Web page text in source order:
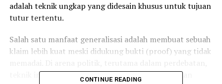
adalah teknik ungkap yang didesain khusus untuk tujuan
tutur tertentu.
Salah satu manfaat generalisasi adalah membuat sebuah
klaim lebih kuat meski didukung bukti (proof) yang tidak
teknik ini berguna memanipulasi pikiran lawan dan
CONTINUE READING